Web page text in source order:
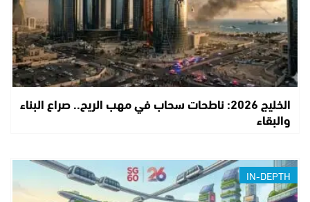
الخليج 2026: ناطحات سحاب في مهب الريح.. صراع البناء
والبقاء
IN-DEPTH